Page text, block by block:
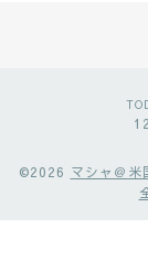
©2026 マシャ＠